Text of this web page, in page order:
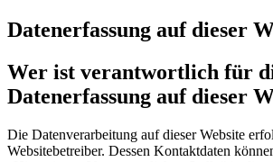
Datenerfassung auf dieser
Wer ist verantwortlich für
Datenerfassung auf dieser
Die Datenverarbeitung auf dieser Website
Websitebetreiber. Dessen Kontaktdaten